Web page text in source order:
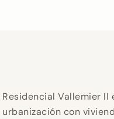
Residencial Vallemier II
urbanización con
terrenos privados y áticos de
terrazas. Las